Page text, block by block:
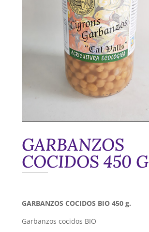
GARBANZOS
COCIDOS 450 G
GARBANZOS COCIDOS BIO 450 g.
Garbanzos cocidos BIO